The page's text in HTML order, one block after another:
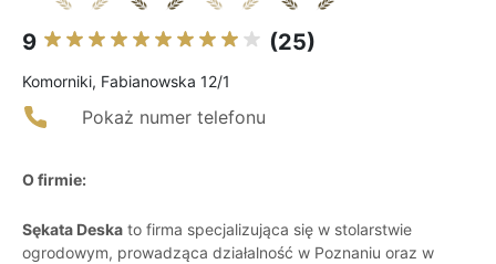
9 (25)
Komorniki, Fabianowska 12/1
Pokaż numer telefonu
O firmie:
Sękata Deska to firma specjalizująca się w stolarstwie
ogrodowym, prowadząca działalność w Poznaniu oraz w